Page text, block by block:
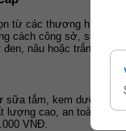
từ các thương hiệu uy
cách công sở, sử dụng
nâu hoặc trắng.
sữa tắm, kem dưỡng
lượng cao, an toàn cho
VNĐ.